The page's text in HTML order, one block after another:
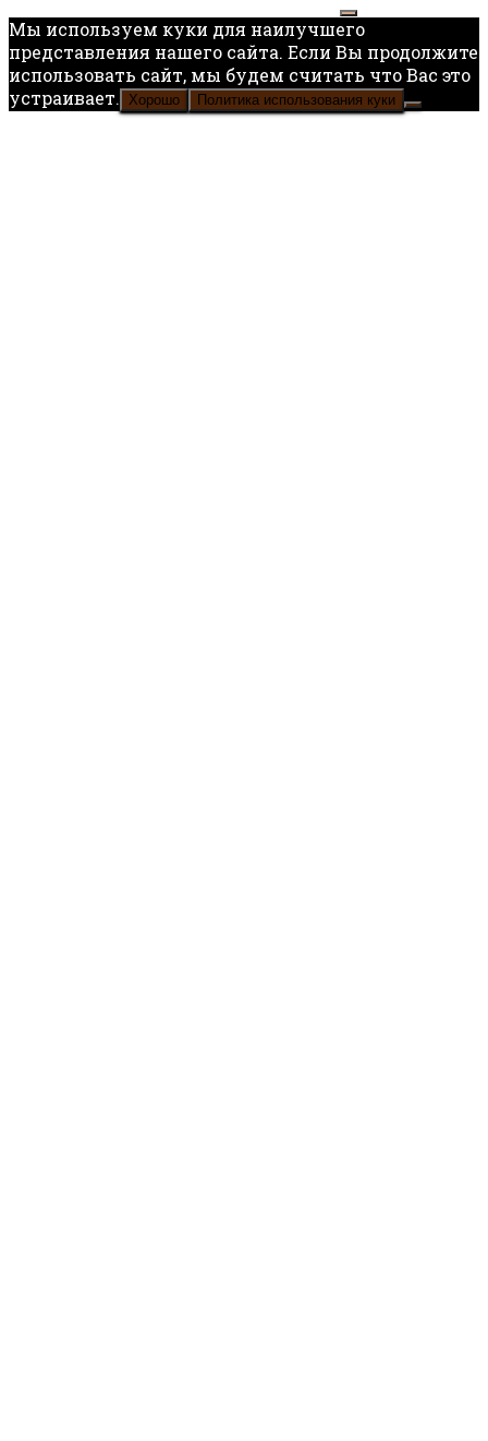
Мы используем куки для наилучшего
представления нашего сайта. Если Вы продолжите
использовать сайт, мы будем считать что Вас это
устраивает. Хорошо Политика использования куки